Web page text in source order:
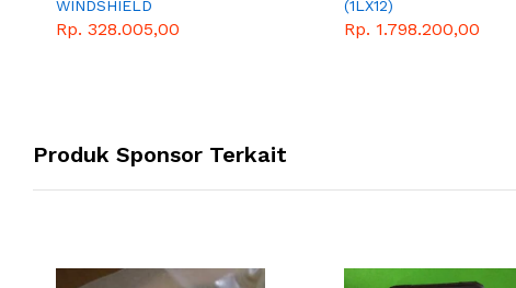
WINDSHIELD
Rp. 328.005,00
(1LX12)
Rp. 1.798.200,00
Produk Sponsor Terkait